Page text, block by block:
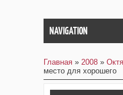
NAVIGATION
Главная » 2008 »
место для хорошего